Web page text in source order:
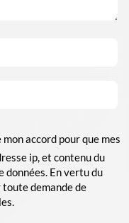
accord pour que mes
ip, et contenu du
données. En vertu du
demande de